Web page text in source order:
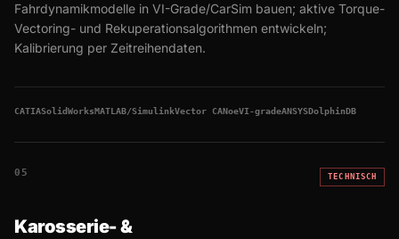
Fahrdynamikmodelle in VI-Grade/CarSim bauen; aktive Torque-
Vectoring- und Rekuperationsalgorithmen entwickeln;
Kalibrierung per Zeitreihendaten.
CATIASolidWorksMATLAB/SimulinkVector CANoeVI-gradeANSYSDolphinDB
05 TECHNISCH
Karosserie- &